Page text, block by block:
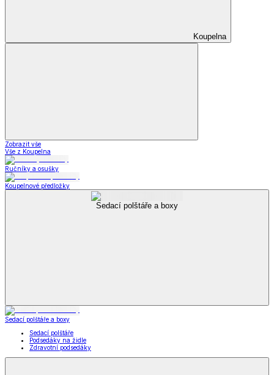
Koupelna
Zobrazit vše
Vše z Koupelna
Ručníky a osušky
Koupelnové předložky
Sedací polštáře a boxy
Sedací polštáře a boxy
Sedací polštáře
Podsedáky na židle
Zdravotní podsedáky